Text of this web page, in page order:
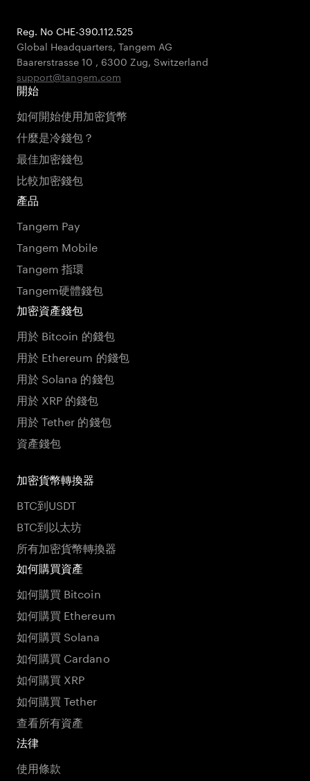
Reg. No CHE-390.112.525
Global Headquarters, Tangem AG
Baarerstrasse 10 , 6300 Zug, Switzerland
support@tangem.com
開始
如何開始使用加密貨幣
什麼是冷錢包？
最佳加密錢包
比較加密錢包
產品
Tangem Pay
Tangem Mobile
Tangem 指環
Tangem硬體錢包
加密資產錢包
用於 Bitcoin 的錢包
用於 Ethereum 的錢包
用於 Solana 的錢包
用於 XRP 的錢包
用於 Tether 的錢包
資產錢包
加密貨幣轉換器
BTC到USDT
BTC到以太坊
所有加密貨幣轉換器
如何購買資產
如何購買 Bitcoin
如何購買 Ethereum
如何購買 Solana
如何購買 Cardano
如何購買 XRP
如何購買 Tether
查看所有資產
法律
使用條款